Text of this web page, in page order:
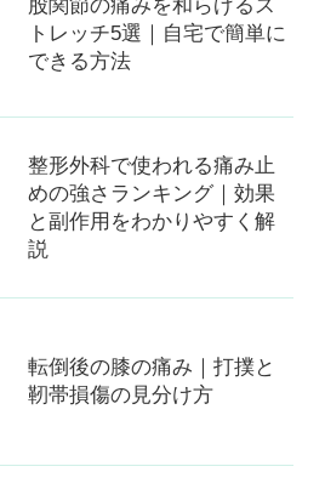
股関節の痛みを和らげるス
トレッチ5選｜自宅で簡単に
できる方法
整形外科で使われる痛み止
めの強さランキング｜効果
と副作用をわかりやすく解
説
転倒後の膝の痛み｜打撲と
靭帯損傷の見分け方